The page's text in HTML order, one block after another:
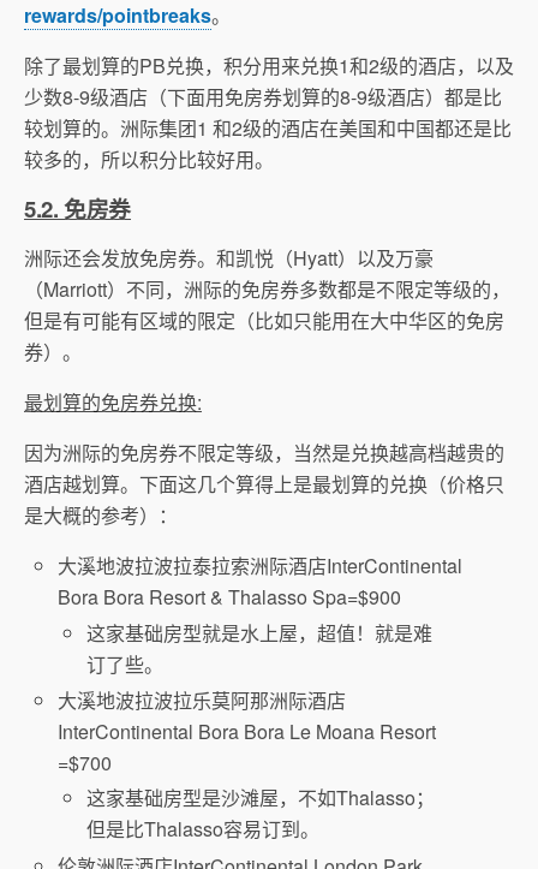
rewards/pointbreaks。
除了最划算的PB兑换，积分用来兑换1和2级的酒店，以及
少数8-9级酒店（下面用免房券划算的8-9级酒店）都是比
较划算的。洲际集团1 和2级的酒店在美国和中国都还是比
较多的，所以积分比较好用。
5.2. 免房券
洲际还会发放免房券。和凯悦（Hyatt）以及万豪
（Marriott）不同，洲际的免房券多数都是不限定等级的，
但是有可能有区域的限定（比如只能用在大中华区的免房
券）。
最划算的免房券兑换:
因为洲际的免房券不限定等级，当然是兑换越高档越贵的
酒店越划算。下面这几个算得上是最划算的兑换（价格只
是大概的参考）：
大溪地波拉波拉泰拉索洲际酒店InterContinental
Bora Bora Resort & Thalasso Spa=$900
这家基础房型就是水上屋，超值！就是难
订了些。
大溪地波拉波拉乐莫阿那洲际酒店
InterContinental Bora Bora Le Moana Resort
=$700
这家基础房型是沙滩屋，不如Thalasso；
但是比Thalasso容易订到。